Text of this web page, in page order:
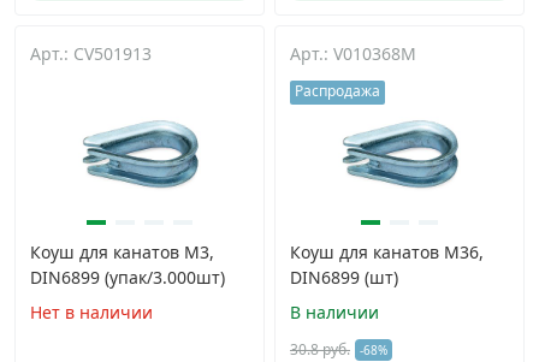
Арт.: CV501913
Коуш для канатов М3,
DIN6899 (упак/3.000шт)
Нет в наличии
Арт.: V010368M
Распродажа
Коуш для канатов М36,
DIN6899 (шт)
В наличии
30.8 руб. -68%